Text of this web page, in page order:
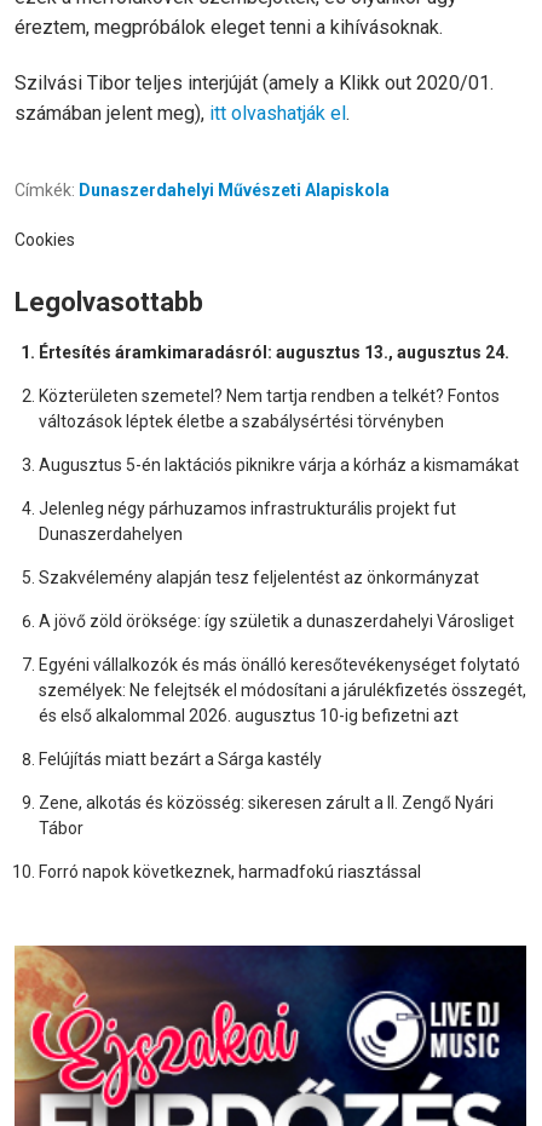
éreztem, megpróbálok eleget tenni a kihívásoknak.
Szilvási Tibor teljes interjúját (amely a Klikk out 2020/01.
számában jelent meg), itt olvashatják el.
Címkék: Dunaszerdahelyi Művészeti Alapiskola
Cookies
Legolvasottabb
Értesítés áramkimaradásról: augusztus 13., augusztus 24.
Közterületen szemetel? Nem tartja rendben a telkét? Fontos
változások léptek életbe a szabálysértési törvényben
Augusztus 5-én laktációs piknikre várja a kórház a kismamákat
Jelenleg négy párhuzamos infrastrukturális projekt fut
Dunaszerdahelyen
Szakvélemény alapján tesz feljelentést az önkormányzat
A jövő zöld öröksége: így születik a dunaszerdahelyi Városliget
Egyéni vállalkozók és más önálló keresőtevékenységet folytató
személyek: Ne felejtsék el módosítani a járulékfizetés összegét,
és első alkalommal 2026. augusztus 10-ig befizetni azt
Felújítás miatt bezárt a Sárga kastély
Zene, alkotás és közösség: sikeresen zárult a II. Zengő Nyári
Tábor
Forró napok következnek, harmadfokú riasztással